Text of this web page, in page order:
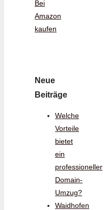
Bei
Amazon
kaufen
Neue
Beiträge
Welche
Vorteile
bietet
ein
professioneller
Domain-
Umzug?
Waidhofen